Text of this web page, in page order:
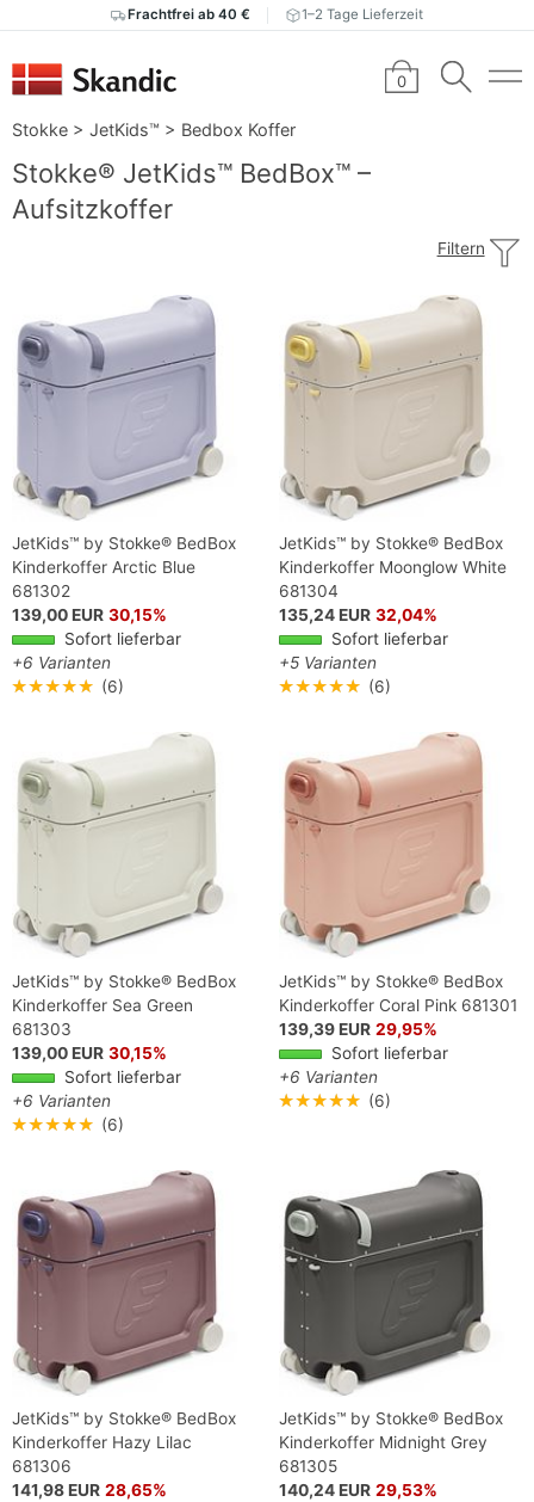
Frachtfrei ab 40 € 1–2 Tage Lieferzeit
0
Stokke > JetKids™ > Bedbox Koffer
Stokke® JetKids™ BedBox™ –
Aufsitzkoffer
Filtern
JetKids™ by Stokke® BedBox
Kinderkoffer Arctic Blue
681302
139,00 EUR 30,15%
Sofort lieferbar
+6 Varianten
★★★★★ (6)
JetKids™ by Stokke® BedBox
Kinderkoffer Moonglow White
681304
135,24 EUR 32,04%
Sofort lieferbar
+5 Varianten
★★★★★ (6)
JetKids™ by Stokke® BedBox
Kinderkoffer Sea Green
681303
139,00 EUR 30,15%
Sofort lieferbar
+6 Varianten
★★★★★ (6)
JetKids™ by Stokke® BedBox
Kinderkoffer Coral Pink 681301
139,39 EUR 29,95%
Sofort lieferbar
+6 Varianten
★★★★★ (6)
JetKids™ by Stokke® BedBox
Kinderkoffer Hazy Lilac
681306
141,98 EUR 28,65%
JetKids™ by Stokke® BedBox
Kinderkoffer Midnight Grey
681305
140,24 EUR 29,53%